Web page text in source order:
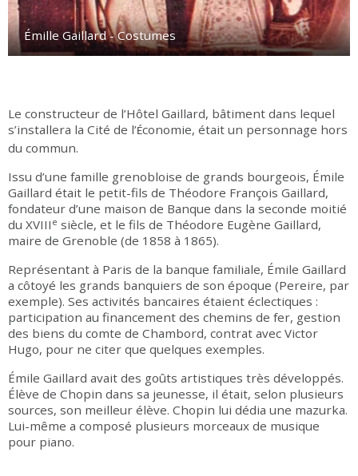
Émille Gaillard - Costumes
Le constructeur de l’Hôtel Gaillard, bâtiment dans lequel
s’installera la Cité de l’Économie, était un personnage hors
du commun.
Issu d’une famille grenobloise de grands bourgeois, Émile
Gaillard était le petit-fils de Théodore François Gaillard,
fondateur d’une maison de Banque dans la seconde moitié
du XVIII e siècle, et le fils de Théodore Eugène Gaillard,
maire de Grenoble (de 1858 à 1865).
Représentant à Paris de la banque familiale, Émile Gaillard
a côtoyé les grands banquiers de son époque (Pereire, par
exemple). Ses activités bancaires étaient éclectiques :
participation au financement des chemins de fer, gestion
des biens du comte de Chambord, contrat avec Victor
Hugo, pour ne citer que quelques exemples.
Émile Gaillard avait des goûts artistiques très développés.
Élève de Chopin dans sa jeunesse, il était, selon plusieurs
sources, son meilleur élève. Chopin lui dédia une mazurka.
Lui-même a composé plusieurs morceaux de musique
pour piano.